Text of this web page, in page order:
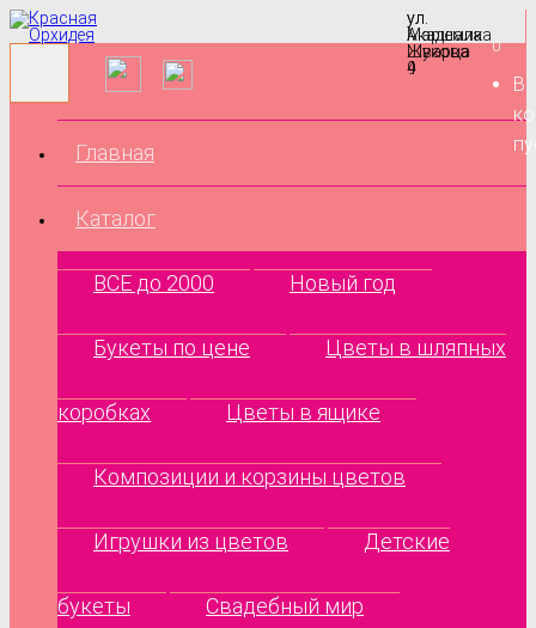
ул.
Маршала
Жукова
9
ул.
Академика
Шварца
4
0
В
Главная
Каталог
ВСЕ до 2000 Новый год
Букеты по цене Цветы в шляпных
коробках Цветы в ящике
Композиции и корзины цветов
Игрушки из цветов Детские
букеты Свадебный мир